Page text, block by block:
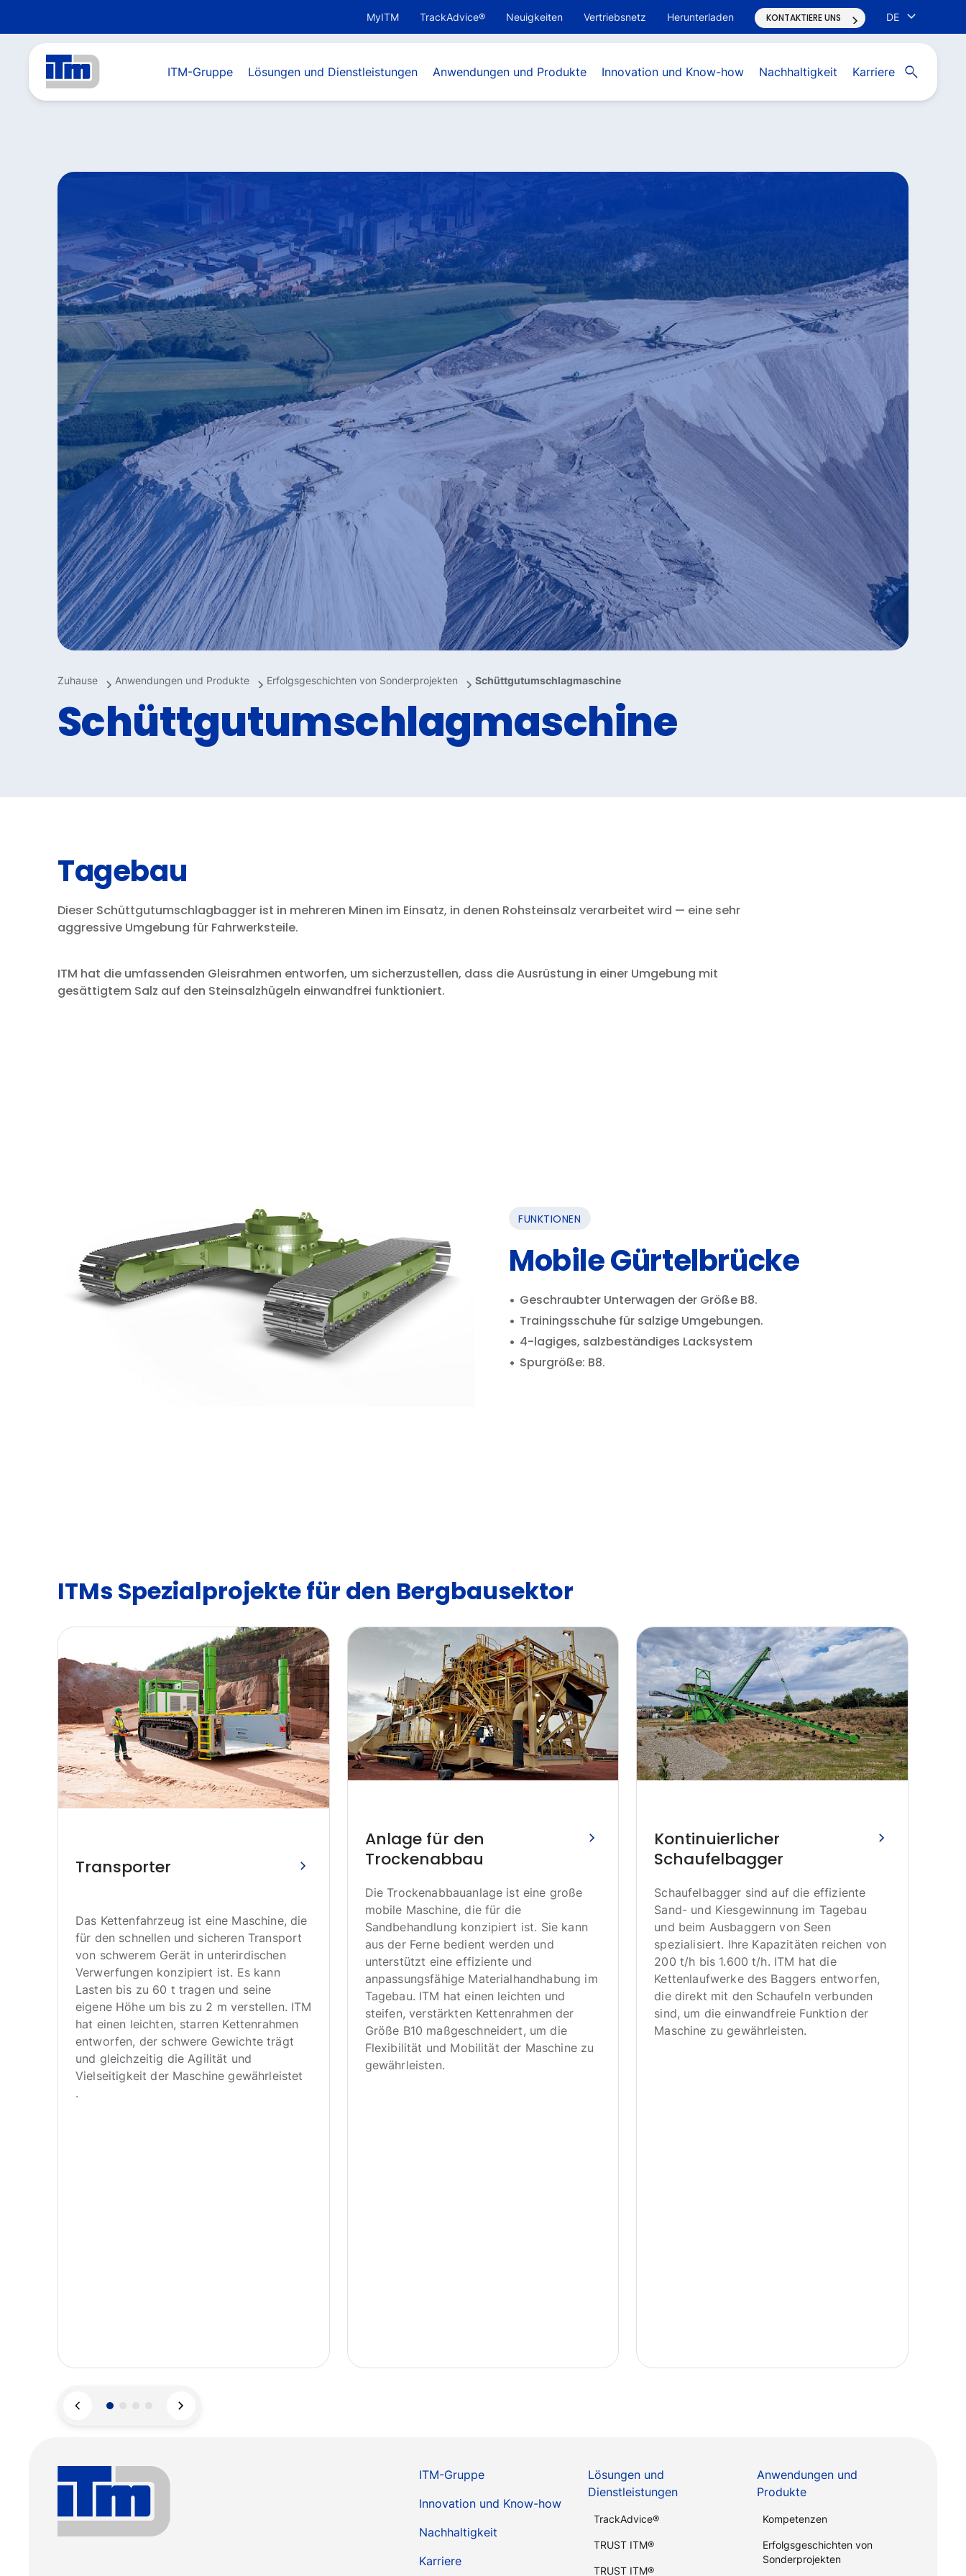
MyITM TrackAdvice® Neuigkeiten Vertriebsnetz Herunterladen KONTAKTIERE UNS DE
Open search
ITM-Gruppe Lösungen und Dienstleistungen Anwendungen und Produkte Innovation und Know-how Nachhaltigkeit Karriere
Zuhause Anwendungen und Produkte Erfolgsgeschichten von Sonderprojekten Schüttgutumschlagmaschine
Schüttgutumschlagmaschine
Tagebau
Dieser Schüttgutumschlagbagger ist in mehreren Minen im Einsatz, in denen Rohsteinsalz verarbeitet wird — eine sehr
aggressive Umgebung für Fahrwerksteile.
ITM hat die umfassenden Gleisrahmen entworfen, um sicherzustellen, dass die Ausrüstung in einer Umgebung mit
gesättigtem Salz auf den Steinsalzhügeln einwandfrei funktioniert.
FUNKTIONEN
Mobile Gürtelbrücke
Geschraubter Unterwagen der Größe B8.
Trainingsschuhe für salzige Umgebungen.
4-lagiges, salzbeständiges Lacksystem
Spurgröße: B8.
ITMs Spezialprojekte für den Bergbausektor
Transporter
Das Kettenfahrzeug ist eine Maschine, die
für den schnellen und sicheren Transport
von schwerem Gerät in unterirdischen
Verwerfungen konzipiert ist. Es kann
Lasten bis zu 60 t tragen und seine
eigene Höhe um bis zu 2 m verstellen. ITM
hat einen leichten, starren Kettenrahmen
entworfen, der schwere Gewichte trägt
und gleichzeitig die Agilität und
Vielseitigkeit der Maschine gewährleistet
.
Anlage für den
Trockenabbau
Die Trockenabbauanlage ist eine große
mobile Maschine, die für die
Sandbehandlung konzipiert ist. Sie kann
aus der Ferne bedient werden und
unterstützt eine effiziente und
anpassungsfähige Materialhandhabung im
Tagebau. ITM hat einen leichten und
steifen, verstärkten Kettenrahmen der
Größe B10 maßgeschneidert, um die
Flexibilität und Mobilität der Maschine zu
gewährleisten.
Kontinuierlicher
Schaufelbagger
Schaufelbagger sind auf die effiziente
Sand- und Kiesgewinnung im Tagebau
und beim Ausbaggern von Seen
spezialisiert. Ihre Kapazitäten reichen von
200 t/h bis 1.600 t/h. ITM hat die
Kettenlaufwerke des Baggers entworfen,
die direkt mit den Schaufeln verbunden
sind, um die einwandfreie Funktion der
Maschine zu gewährleisten.
ITM-Gruppe
Innovation und Know-how
Nachhaltigkeit
Karriere
Lösungen und
Dienstleistungen
TrackAdvice®
TRUST ITM®
TRUST ITM®
Anwendungen und
Produkte
Kompetenzen
Erfolgsgeschichten von
Sonderprojekten